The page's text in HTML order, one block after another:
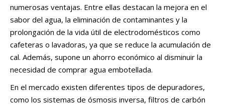
numerosas ventajas. Entre ellas destacan la mejora en el
sabor del agua, la eliminación de contaminantes y la
prolongación de la vida útil de electrodomésticos como
cafeteras o lavadoras, ya que se reduce la acumulación de
cal. Además, supone un ahorro económico al disminuir la
necesidad de comprar agua embotellada.
En el mercado existen diferentes tipos de depuradores,
como los sistemas de ósmosis inversa, filtros de carbón